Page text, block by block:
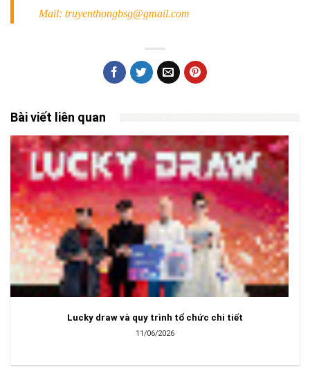
Mail: truyenthongbsg@gmail.com
Bài viết liên quan
Lucky draw và quy trình tổ chức chi tiết
11/06/2026